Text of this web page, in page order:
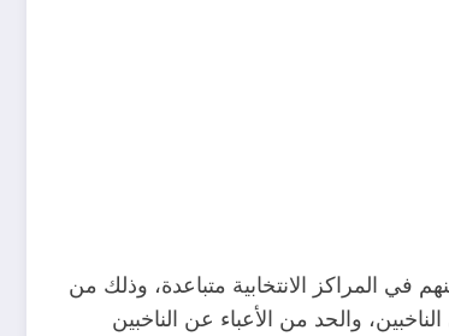
في المراكز الانتخابية متباعدة، وذلك من
والحد من الأعباء عن الناخبين